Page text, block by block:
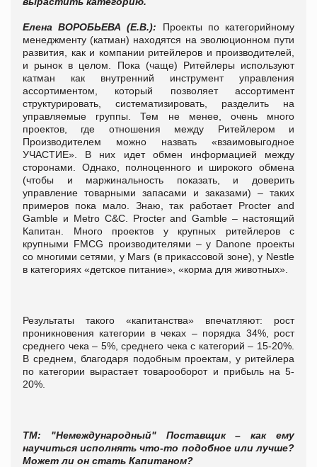
Елена ВОРОБЬЕВА (Е.В.): Проекты по категорийному
менеджменту (катман) находятся на эволюционном пути
развития, как и компании ритейлеров и производителей,
и рынок в целом. Пока (чаще) Ритейлеры используют
катман как внутренний инструмент управления
ассортиментом, который позволяет ассортимент
структурировать, систематизировать, разделить на
управляемые группы. Тем не менее, очень много
проектов, где отношения между Ритейлером и
Производителем можно назвать «взаимовыгодное
УЧАСТИЕ». В них идет обмен информацией между
сторонами. Однако, полноценного и широкого обмена
(чтобы и маржинальность показать, и доверить
управление товарными запасами и заказами) – таких
примеров пока мало. Знаю, так работает Procter and
Gamble и Metro C&C. Procter and Gamble – настоящий
Капитан. Много проектов у крупных ритейлеров с
крупными FMCG производителями – у Danone проекты
со многими сетями, у Mars (в прикассовой зоне), у Nestle
в категориях «детское питание», «корма для животных».
Результаты такого «капитанства» впечатляют: рост
проникновения категории в чеках – порядка 34%, рост
среднего чека – 5%, среднего чека с категорий – 15-20%.
В среднем, благодаря подобным проектам, у ритейлера
по категории вырастает товарооборот и прибыль на 5-
20%.
ТМ: "Немеждународный" Поставщик – как ему
научиться исполнять что-то подобное или лучше?
Может ли он стать Капитаном?